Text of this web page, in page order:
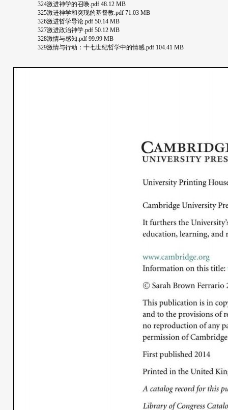
324激进神学的召唤.pdf 48.12 MB
325激进神学和突现的基督教.pdf 71.03 MB
326激进哲学导论.pdf 50.14 MB
327激进政治神学.pdf 50.12 MB
328激情与感知.pdf 99.99 MB
329激情与行动：十七世纪哲学中的情感.pdf 104.41 MB